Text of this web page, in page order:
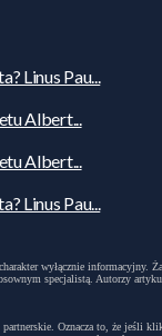
Linus Pau...
Albert...
Albert...
Linus Pau...
wyłącznie
specjalistą. Autorzy
Oznacza to, że jeśli